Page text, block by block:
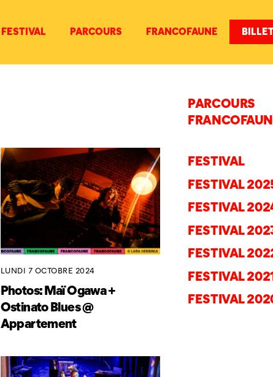
FESTIVAL PARCOURS FRANCOFAUNE
LUNDI 7 OCTOBRE 2024
Photos: Maï Ogawa +
Ostinato Blues @
Appartement
PARCOURS
FESTIVAL
FESTIVAL
FESTIVAL
FESTIVAL
FESTIVAL
FESTIVAL
FESTIVAL